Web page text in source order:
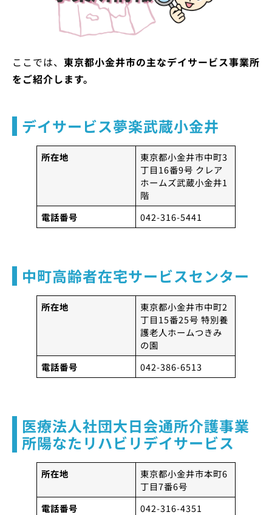
ここでは、 東京都小金井市の主なデイサービス事業所
をご紹介します。
デイサービス夢楽武蔵小金井
所在地
東京都小金井市中町3
丁目16番9号 クレア
ホームズ武蔵小金井1
階
電話番号
042-316-5441
中町高齢者在宅サービスセンター
所在地
東京都小金井市中町2
丁目15番25号 特別養
護老人ホームつきみ
の園
電話番号
042-386-6513
医療法人社団大日会通所介護事業
所陽なたリハビリデイサービス
所在地
東京都小金井市本町6
丁目7番6号
電話番号
042-316-4351